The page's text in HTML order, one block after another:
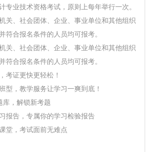
专业技术资格考试，原则上每年举行一次。
关、社会团体、企业、事业单位和其他组织
符合报名条件的人员均可报考。
关、社会团体、企业、事业单位和其他组织
符合报名条件的人员均可报考。
考证更快更轻松！
型，教学服务让学习一爽到底！
库，解锁新考题
报告，专属你的学习检验报告
堂，考试面前无难点